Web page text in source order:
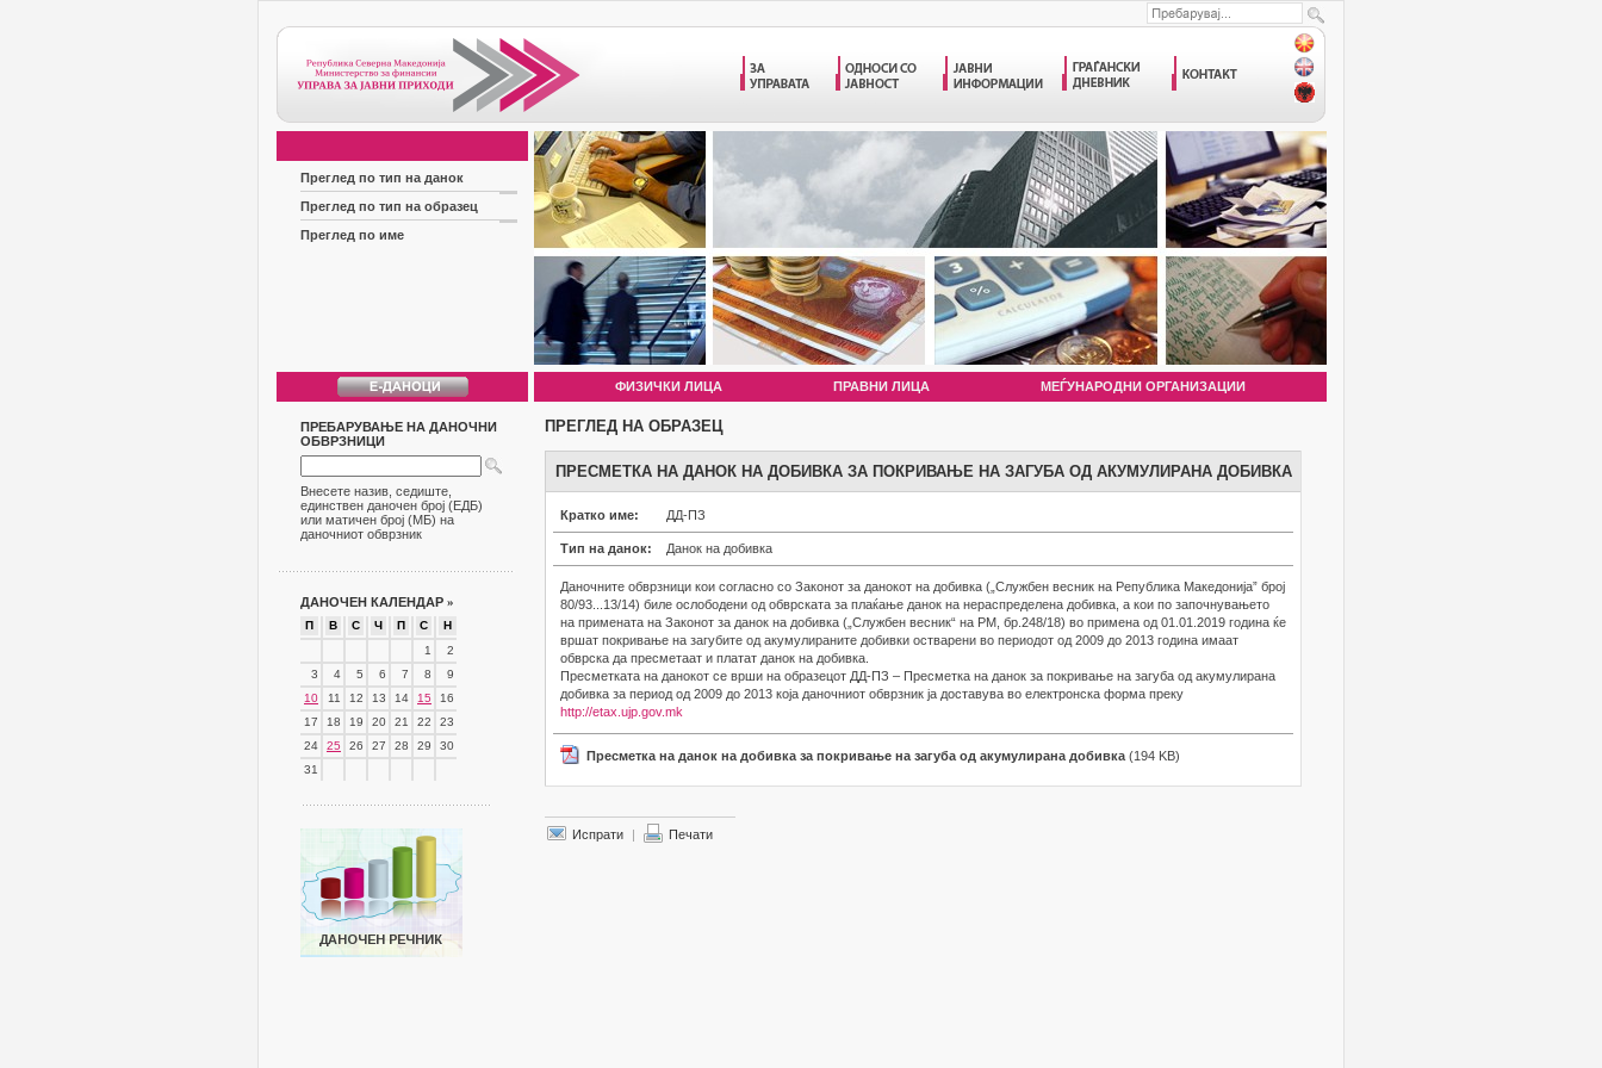
Преглед по тип на данок
Преглед по тип на образец
Преглед по име
ФИЗИЧКИ ЛИЦА ПРАВНИ ЛИЦА МЕЃУНАРОДНИ ОРГАНИЗАЦИИ
ПРЕБАРУВАЊЕ НА ДАНОЧНИ
ОБВРЗНИЦИ
Внесете назив, седиште,
единствен даночен број (ЕДБ)
или матичен број (МБ) на
даночниот обврзник
ДАНОЧЕН КАЛЕНДАР »
П В С Ч П С
Н
1
2
3
4 5 6 7 8
9
10
11 12 13 14 15
16
17
18 19 20 21 22
23
24
25 26 27 28 29
30
31
ПРЕГЛЕД НА ОБРАЗЕЦ
ПРЕСМЕТКА НА ДАНОК НА ДОБИВКА ЗА ПОКРИВАЊЕ НА ЗАГУБА ОД АКУМУЛИРАНА ДОБИВКА
Кратко име: ДД-ПЗ
Тип на данок: Данок на добивка
Даночните обврзници кои согласно со Законот за данокот на добивка („Службен весник на Република Македонија” број
80/93...13/14) биле ослободени од обврската за плаќање данок на нераспределена добивка, а кои по започнувањето
на примената на Законот за данок на добивка („Службен весник“ на РМ, бр.248/18) во примена од 01.01.2019 година ќе
вршат покривање на загубите од акумулираните добивки остварени во периодот од 2009 до 2013 година имаат
обврска да пресметаат и платат данок на добивка.
Пресметката на данокот се врши на образецот ДД-ПЗ – Пресметка на данок за покривање на загуба од акумулирана
добивка за период од 2009 до 2013 која даночниот обврзник ја доставува во електронска форма преку
http://etax.ujp.gov.mk
Пресметка на данок на добивка за покривање на загуба од акумулирана добивка (194 KB)
Испрати | Печати